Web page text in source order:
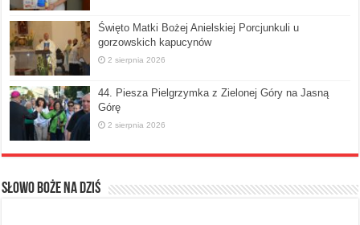
Święto Matki Bożej Anielskiej Porcjunkuli u
gorzowskich kapucynów
2 sierpnia 2026
44. Piesza Pielgrzymka z Zielonej Góry na Jasną
Górę
2 sierpnia 2026
Słowo Boże na dziś